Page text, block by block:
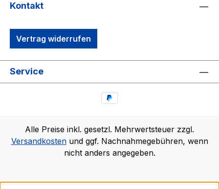
Kontakt
Vertrag widerrufen
Service
Alle Preise inkl. gesetzl. Mehrwertsteuer zzgl.
Versandkostenund ggf. Nachnahmegebühren, wenn
nicht anders angegeben.